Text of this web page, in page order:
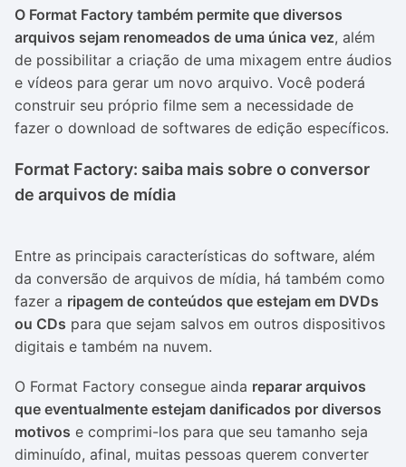
O Format Factory também permite que diversos
arquivos sejam renomeados de uma única vez, além
de possibilitar a criação de uma mixagem entre áudios
e vídeos para gerar um novo arquivo. Você poderá
construir seu próprio filme sem a necessidade de
fazer o download de softwares de edição específicos.
Format Factory: saiba mais sobre o conversor
de arquivos de mídia
Entre as principais características do software, além
da conversão de arquivos de mídia, há também como
fazer a ripagem de conteúdos que estejam em DVDs
ou CDs para que sejam salvos em outros dispositivos
digitais e também na nuvem.
O Format Factory consegue ainda reparar arquivos
que eventualmente estejam danificados por diversos
motivos e comprimi-los para que seu tamanho seja
diminuído, afinal, muitas pessoas querem converter